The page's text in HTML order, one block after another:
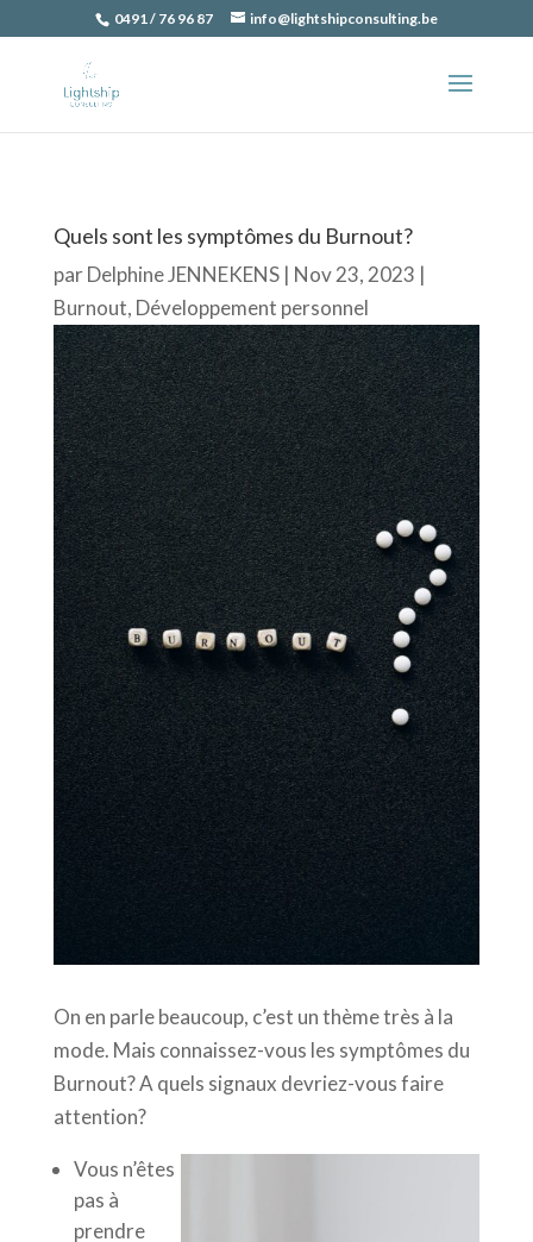
0491 / 76 96 87 info@lightshipconsulting.be
Quels sont les symptômes du Burnout?
parDelphine JENNEKENS| Nov 23, 2023 |
Burnout, Développement personnel
On en parle beaucoup, c’est un thème très à la
mode. Mais connaissez-vous les symptômes du
Burnout? A quels signaux devriez-vous faire
attention?
Vous n’êtes
pas à
prendre